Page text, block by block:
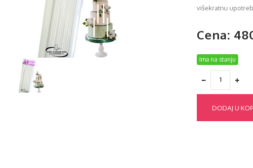
višekratnu
Cena:
Ima na stanju
DODAJ U